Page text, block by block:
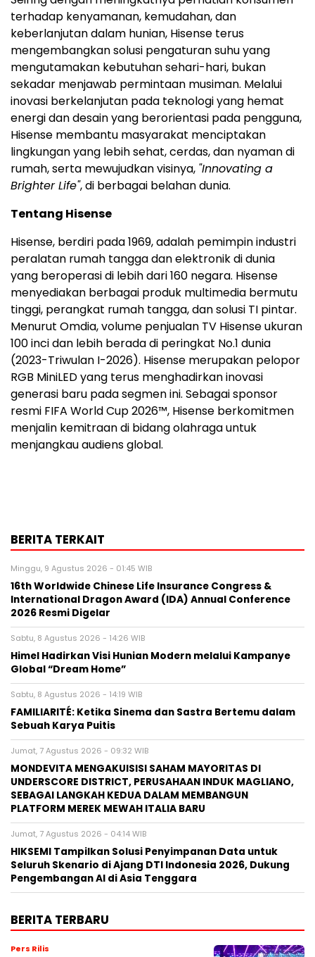
terhadap kenyamanan, kemudahan, dan
keberlanjutan dalam hunian, Hisense terus
mengembangkan solusi pengaturan suhu yang
mengutamakan kebutuhan sehari-hari, bukan
sekadar menjawab permintaan musiman. Melalui
inovasi berkelanjutan pada teknologi yang hemat
energi dan desain yang berorientasi pada pengguna,
Hisense membantu masyarakat menciptakan
lingkungan yang lebih sehat, cerdas, dan nyaman di
rumah, serta mewujudkan visinya, "Innovating a
Brighter Life", di berbagai belahan dunia.
Tentang Hisense
Hisense, berdiri pada 1969, adalah pemimpin industri
peralatan rumah tangga dan elektronik di dunia
yang beroperasi di lebih dari 160 negara. Hisense
menyediakan berbagai produk multimedia bermutu
tinggi, perangkat rumah tangga, dan solusi TI pintar.
Menurut Omdia, volume penjualan TV Hisense ukuran
100 inci dan lebih berada di peringkat No.1 dunia
(2023-Triwulan I-2026). Hisense merupakan pelopor
RGB MiniLED yang terus menghadirkan inovasi
generasi baru pada segmen ini. Sebagai sponsor
resmi FIFA World Cup 2026™, Hisense berkomitmen
menjalin kemitraan di bidang olahraga untuk
menjangkau audiens global.
BERITA TERKAIT
Minggu, 9 Agustus 2026 - 01:45 WIB
16th Worldwide Chinese Life Insurance Congress &
International Dragon Award (IDA) Annual Conference
2026 Resmi Digelar
Sabtu, 8 Agustus 2026 - 14:26 WIB
Himel Hadirkan Visi Hunian Modern melalui Kampanye
Global “Dream Home”
Sabtu, 8 Agustus 2026 - 14:19 WIB
FAMILIARITÉ: Ketika Sinema dan Sastra Bertemu dalam
Sebuah Karya Puitis
Jumat, 7 Agustus 2026 - 09:32 WIB
MONDEVITA MENGAKUISISI SAHAM MAYORITAS DI
UNDERSCORE DISTRICT, PERUSAHAAN INDUK MAGLIANO,
SEBAGAI LANGKAH KEDUA DALAM MEMBANGUN
PLATFORM MEREK MEWAH ITALIA BARU
Jumat, 7 Agustus 2026 - 04:14 WIB
HIKSEMI Tampilkan Solusi Penyimpanan Data untuk
Seluruh Skenario di Ajang DTI Indonesia 2026, Dukung
Pengembangan AI di Asia Tenggara
BERITA TERBARU
Pers Rilis